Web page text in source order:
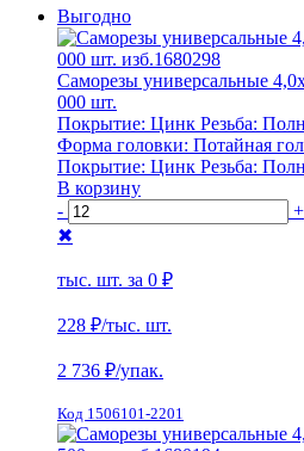
Выгодно
Саморезы универсальные
000 шт.
Покрытие: Цинк Резьба:
Форма головки: Потайная
Покрытие: Цинк Резьба:
В корзину
-
+
✖
тыс. шт. за 0 ₽
228 ₽/тыс. шт.
2 736 ₽/упак.
Код 1506101-2201